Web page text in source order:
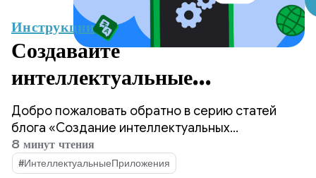
Инструкции
Создавайте
интеллектуальные
приложения для Android:
облачные и гибридные
вычисления.
Добро пожаловать обратно в серию статей
блога «Создание интеллектуальных
приложений для Android», где мы берем
обычное приложение для Android и
8 минут чтения
#ИнтеллектуальныеПриложения